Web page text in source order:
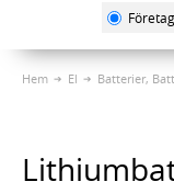
Företag
Hem El Batterier,